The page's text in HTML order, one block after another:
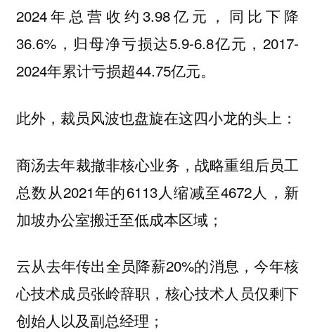
2024年总营收约3.98亿元，同比下降
36.6%，归母净亏损达5.9-6.8亿元，2017-
2024年累计亏损超44.75亿元。
此外，裁员风波也盘旋在这四小龙的头上：
商汤去年裁撤非核心业务，战略重组后员工
总数从2021年的6113人缩减至4672人，新
加坡办公室搬迁至低成本区域；
云从去年传出全员降薪20%的消息，今年核
心技术成员张岭辞职，核心技术人员仅剩下
创始人以及副总经理；